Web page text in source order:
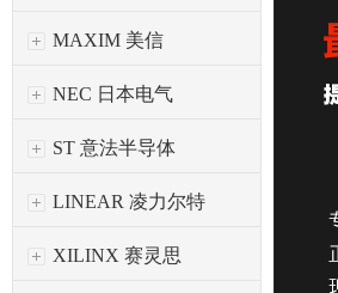
MAXIM 美信
NEC 日本电气
ST 意法半导体
LINEAR 凌力尔特
XILINX 赛灵思